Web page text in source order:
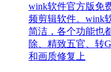
wink软件官方版免
频剪辑软件。wink
简洁，各个功能也
除、精致五官、转
和画质修复上